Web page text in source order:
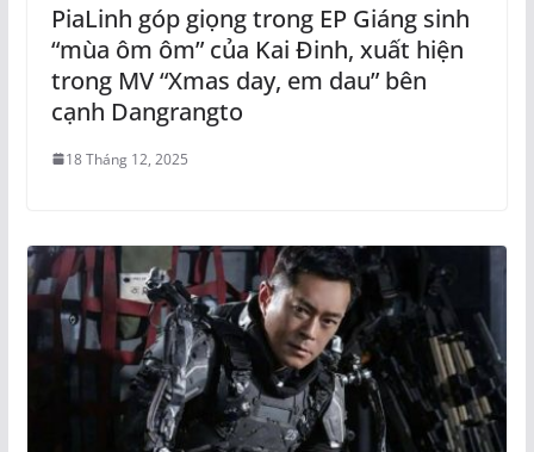
PiaLinh góp giọng trong EP Giáng sinh
“mùa ôm ôm” của Kai Đinh, xuất hiện
trong MV “Xmas day, em dau” bên
cạnh Dangrangto
18 Tháng 12, 2025